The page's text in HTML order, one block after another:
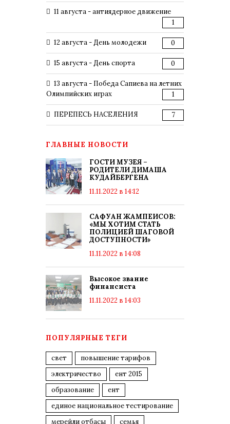
11 августа - антиядерное движение
1
12 августа - День молодежи 0
15 августа - День спорта 0
13 августа - Победа Сапиева на летних
Олимпийских играх
1
ПЕРЕПЕСЬ НАСЕЛЕНИЯ 7
ГЛАВНЫЕ НОВОСТИ
ГОСТИ МУЗЕЯ –
РОДИТЕЛИ ДИМАША
КУДАЙБЕРГЕНА
11.11.2022 в 14:12
САФУАН ЖАМПЕИСОВ:
«МЫ ХОТИМ СТАТЬ
ПОЛИЦИЕЙ ШАГОВОЙ
ДОСТУПНОСТИ»
11.11.2022 в 14:08
Высокое звание
финансиста
11.11.2022 в 14:03
ПОПУЛЯРНЫЕ ТЕГИ
свет
повышение тарифов
электричество
ент 2015
образование
ент
единое национальное тестирование
мерейли отбасы
семья